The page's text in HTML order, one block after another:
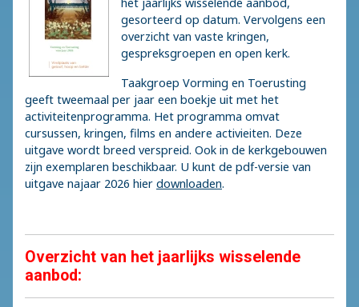
gesorteerd op datum. Vervolgens een
overzicht van vaste kringen,
gespreksgroepen en open kerk.
Taakgroep Vorming en Toerusting
geeft tweemaal per jaar een boekje uit met het
activiteitenprogramma. Het programma omvat
cursussen, kringen, films en andere activieiten. Deze
uitgave wordt breed verspreid. Ook in de kerkgebouwen
zijn exemplaren beschikbaar. U kunt de pdf-versie van
uitgave najaar 2026 hier downloaden.
Overzicht van het jaarlijks wisselende
aanbod: